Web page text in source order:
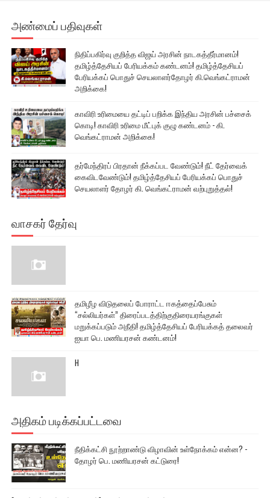
அண்மைப் பதிவுகள்
நிதிப்பகிர்வு குறித்த விஜய் அரசின் நாடகத்தீர்மானம்!
தமிழ்த்தேசியப் பேரியக்கம் கண்டனம்! தமிழ்த்தேசியப்
பேரியக்கப் பொதுச் செயலாளர்தோழர் கி.வெங்கட்ராமன்
அறிக்கை!
காவிரி உரிமையை தட்டிப் பறிக்க இந்திய அரசின் பச்சைக்
கொடி! காவிரி உரிமை மீட்புக் குழு கண்டனம் - கி.
வெங்கட்ராமன் அறிக்கை!
தர்மேந்திரப் பிரதான் நீக்கப்பட வேண்டும்! நீட் தேர்வைக்
கைவிடவேண்டும்! தமிழ்த்தேசியப் பேரியக்கப் பொதுச்
செயலாளர் தோழர் கி. வெங்கட்ராமன் வற்புறுத்தல்!
வாசகர் தேர்வு
தமிழீழ விடுதலைப் போராட்ட ஈகத்தைப்பேசும்
“சல்லியர்கள்” திரைப்படத்திற்குதிரையரங்குகள்
மறுக்கப்படும் அநீதி! தமிழ்த்தேசியப் பேரியக்கத் தலைவர்
ஐயா பெ. மணியரசன் கண்டனம்!
H
அதிகம் படிக்கப்பட்டவை
நீதிக்கட்சி நூற்றாண்டு விழாவின் உள்நோக்கம் என்ன? -
தோழர் பெ. மணியரசன் கட்டுரை!